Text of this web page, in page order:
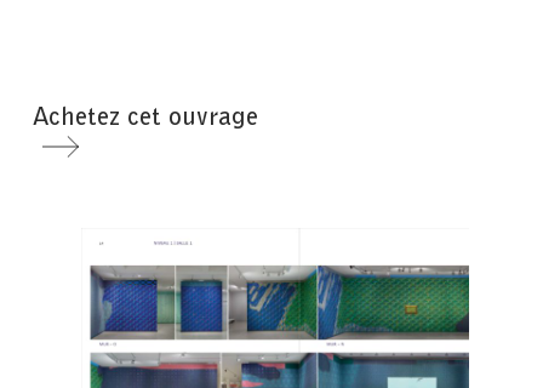
Achetez cet ouvrage